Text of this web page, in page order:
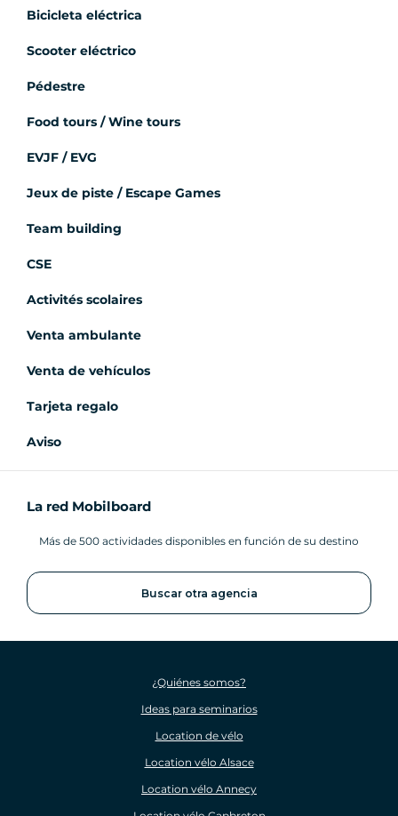
Bicicleta eléctrica
Scooter eléctrico
Pédestre
Food tours / Wine tours
EVJF / EVG
Jeux de piste / Escape Games
Team building
CSE
Activités scolaires
Venta ambulante
Venta de vehículos
Tarjeta regalo
Aviso
La red Mobilboard
Más de 500 actividades disponibles en función de su destino
Buscar otra agencia
¿Quiénes somos?
Ideas para seminarios
Location de vélo
Location vélo Alsace
Location vélo Annecy